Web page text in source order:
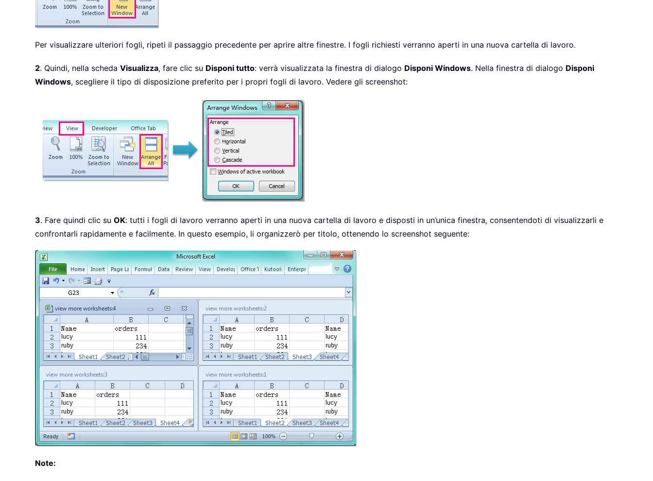
Per visualizzare ulteriori fogli, ripeti il passaggio precedente per aprire altre finestre. I fogli richiesti verranno aperti in una nuova cartella di lavoro.
2. Quindi, nella scheda Visualizza, fare clic su Disponi tutto: verrà visualizzata la finestra di dialogo Disponi Windows. Nella finestra di dialogo Disponi
Windows, scegliere il tipo di disposizione preferito per i propri fogli di lavoro. Vedere gli screenshot:
3. Fare quindi clic su OK: tutti i fogli di lavoro verranno aperti in una nuova cartella di lavoro e disposti in un’unica finestra, consentendoti di visualizzarli e
confrontarli rapidamente e facilmente. In questo esempio, li organizzerò per titolo, ottenendo lo screenshot seguente:
Note: